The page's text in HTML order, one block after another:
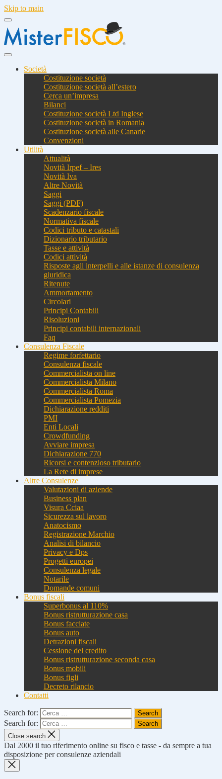
Skip to main
Società
Costituzione società
Costituzione società all’estero
Cerca un’impresa
Bilanci
Costituzione società Ltd Inglese
Costituzione società in Romania
Costituzione società alle Canarie
Convenzioni
Utilità
Attualità
Novità Irpef – Ires
Novità Iva
Altre Novità
Saggi
Saggi (PDF)
Scadenzario fiscale
Normativa fiscale
Codici tributo e catastali
Dizionario tributario
Tasse e attività
Codici attività
Risposte agli interpelli e alle istanze di consulenza
giuridica
Ritenute
Ammortamento
Circolari
Principi Contabili
Risoluzioni
Principi contabili internazionali
Faq
Consulenza Fiscale
Regime forfettario
Consulenza fiscale
Commercialista on line
Commercialista Milano
Commercialista Roma
Commercialista Pomezia
Dichiarazione redditi
PMI
Enti Locali
Crowdfunding
Avviare impresa
Dichiarazione 770
Ricorsi e contenzioso tributario
La Rete di imprese
Altre Consulenze
Valutazioni di aziende
Business plan
Visura Cciaa
Sicurezza sul lavoro
Anatocismo
Registrazione Marchio
Analisi di bilancio
Privacy e Dps
Progetti europei
Consulenza legale
Notarile
Domande comuni
Bonus fiscali
Superbonus al 110%
Bonus ristrutturazione casa
Bonus facciate
Bonus auto
Detrazioni fiscali
Cessione del credito
Bonus ristrutturazione seconda casa
Bonus mobili
Bonus figli
Decreto rilancio
Contatti
Search for:
Search for:
Close search
Dal 2000 il tuo riferimento online su fisco e tasse - da sempre a tua
disposizione per consulenze aziendali